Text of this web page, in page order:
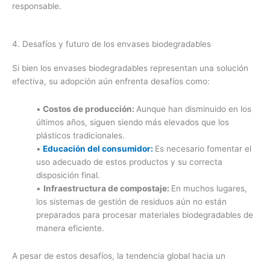
responsable.
4. Desafíos y futuro de los envases biodegradables
Si bien los envases biodegradables representan una solución
efectiva, su adopción aún enfrenta desafíos como:
• Costos de producción: Aunque han disminuido en los
últimos años, siguen siendo más elevados que los
plásticos tradicionales.
• Educación del consumidor: Es necesario fomentar el
uso adecuado de estos productos y su correcta
disposición final.
• Infraestructura de compostaje: En muchos lugares,
los sistemas de gestión de residuos aún no están
preparados para procesar materiales biodegradables de
manera eficiente.
A pesar de estos desafíos, la tendencia global hacia un